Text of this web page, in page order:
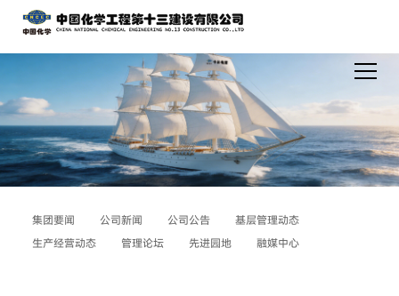
集团要闻 公司新闻 公司公告
基层管理动态
生产经营动态
管理论坛 先进园地 融媒中心